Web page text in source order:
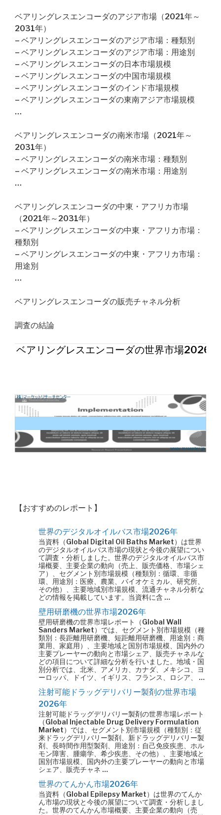
ベアリングレスエンコーダのアジア市場（2021年～
2031年）
– ベアリングレスエンコーダのアジア市場：種類別
– ベアリングレスエンコーダのアジア市場：用途別
– ベアリングレスエンコーダの日本市場規模
– ベアリングレスエンコーダの中国市場規模
– ベアリングレスエンコーダのインド市場規模
– ベアリングレスエンコーダの東南アジア市場規模
…
ベアリングレスエンコーダの南米市場（2021年～
2031年）
– ベアリングレスエンコーダの南米市場：種類別
– ベアリングレスエンコーダの南米市場：用途別
…
ベアリングレスエンコーダの中東・アフリカ市場
（2021年～2031年）
– ベアリングレスエンコーダの中東・アフリカ市場：
種類別
– ベアリングレスエンコーダの中東・アフリカ市場：
用途別
…
ベアリングレスエンコーダの販売チャネル分析
調査の結論
ベアリングレスエンコーダの世界市場2026年
【おすすめのレポート】
世界のデジタルオイルバス市場2026年
当資料（Global Digital Oil Baths Market）は世界
のデジタルオイルバス市場の現状と今後の展望につい
て調査・分析しました。世界のデジタルオイルバス市
場概要、主要企業の動向（売上、販売価格、市場シェ
ア）、セグメント別市場規模（種類別：循環、非循
環、用途別：医療、農業、バイオケミカル、研究所、
その他）、主要地域別市場規模、流通チャネル分析な
どの情報を掲載しています。当資料に含 …
壁用研磨機の世界市場2026年
壁用研磨機の世界市場レポート（Global Wall
Sanders Market）では、セグメント別市場規模（種
類別：長距離用研磨機、短距離用研磨機、用途別：商
業用、家庭用）、主要地域と国別市場規模、国内外の
主要プレーヤーの動向と市場シェア、販売チャネルな
どの項目について詳細な分析を行いました。地域・国
別分析では、北米、アメリカ、カナダ、メキシコ、ヨ
ーロッパ、ドイツ、イギリス、フランス、ロシア、 …
注射可能ドラッグデリバリー製剤の世界市場
2026年
注射可能ドラッグデリバリー製剤の世界市場レポート
（Global Injectable Drug Delivery Formulation
Market）では、セグメント別市場規模（種類別：従
来ドラッグデリバリー製剤、新ドラッグデリバリー製
剤、長時間作用型製剤、用途別：自己免疫疾患、ホル
モン障害、腫瘍学、希少疾患、その他）、主要地域と
国別市場規模、国内外の主要プレーヤーの動向と市場
シェア、販売チャネ …
世界のてんかん市場2026年
当資料（Global Epilepsy Market）は世界のてんか
ん市場の現状と今後の展望について調査・分析しまし
た。世界のてんかん市場概要、主要企業の動向（売